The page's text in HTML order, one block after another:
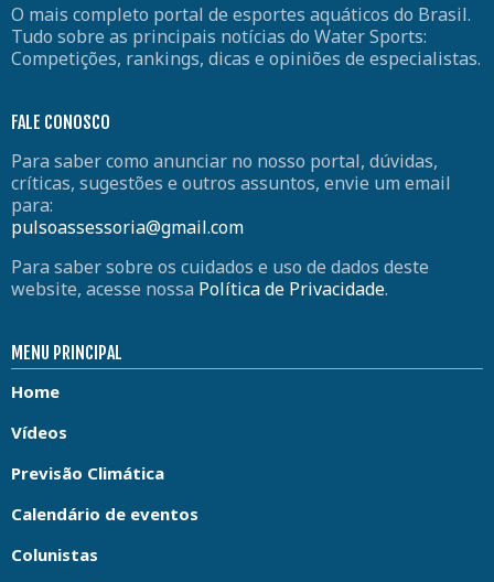
O mais completo portal de esportes aquáticos do Brasil.
Tudo sobre as principais notícias do Water Sports:
Competições, rankings, dicas e opiniões de especialistas.
FALE CONOSCO
Para saber como anunciar no nosso portal, dúvidas,
críticas, sugestões e outros assuntos, envie um email
para:
pulsoassessoria@gmail.com
Para saber sobre os cuidados e uso de dados deste
website, acesse nossa Política de Privacidade.
MENU PRINCIPAL
Home
Vídeos
Previsão Climática
Calendário de eventos
Colunistas